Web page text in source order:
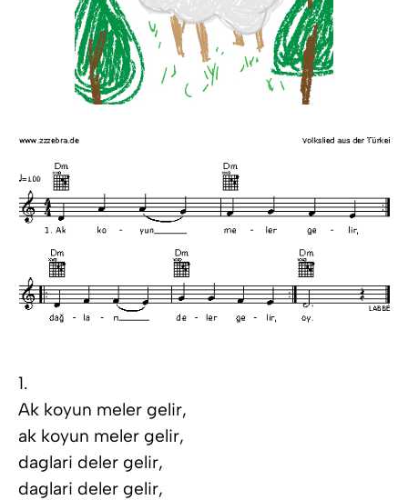
1.
Ak koyun meler gelir,
ak koyun meler gelir,
daglari deler gelir,
daglari deler gelir,